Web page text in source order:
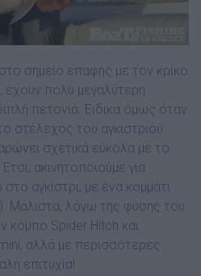
σηµείο επαφής µε τον κρίκο
έχουν πολύ µεγαλύτερη
πετονιά. Ειδικά όµως όταν
στέλεχος του αγκιστριού
σχετικά εύκολα µε το
ακινητοποιούµε για
αγκίστρι, µε ένα κοµµάτι
Μάλιστα, λόγω της φύσης του
κόµπο Spider Hitch και
αλλά µε περισσότερες
επιτυχία!